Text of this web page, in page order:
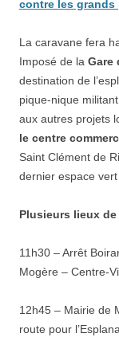
contre les
La caravane fera
Imposé de la Gare
destination de
pique-nique
aux autres projets
le centre
Saint Clément de
dernier espace vert
Plusieurs lieux
11h30 – Arrêt
Mogère – Centre-
12h45 – Mairie de
route pour